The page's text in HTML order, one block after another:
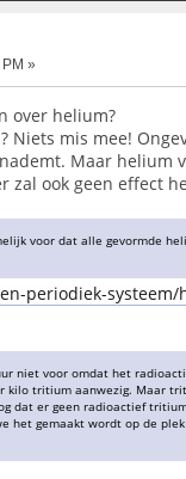
»
over helium?
Niets mis mee!
Maar helium
zal ook geen effect
voor dat alle gevormde
periodiek-systeem/
niet voor omdat het
kilo tritium aanwezig. Maar
dat er geen radioactief
het gemaakt wordt op de